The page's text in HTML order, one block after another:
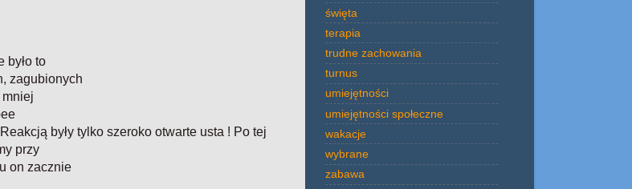
było to
zagubionych
mniej
były tylko szeroko otwarte usta ! Po tej
przy
on zacznie
święta
terapia
trudne zachowania
turnus
umiejętności
umiejętności społeczne
wakacje
wybrane
zabawa